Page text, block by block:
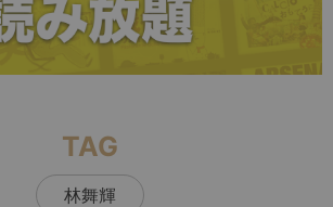
TAG
林舞輝